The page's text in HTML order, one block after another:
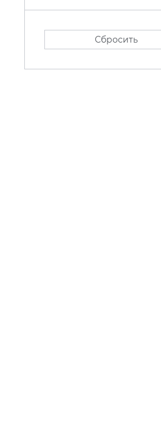
Сбросить